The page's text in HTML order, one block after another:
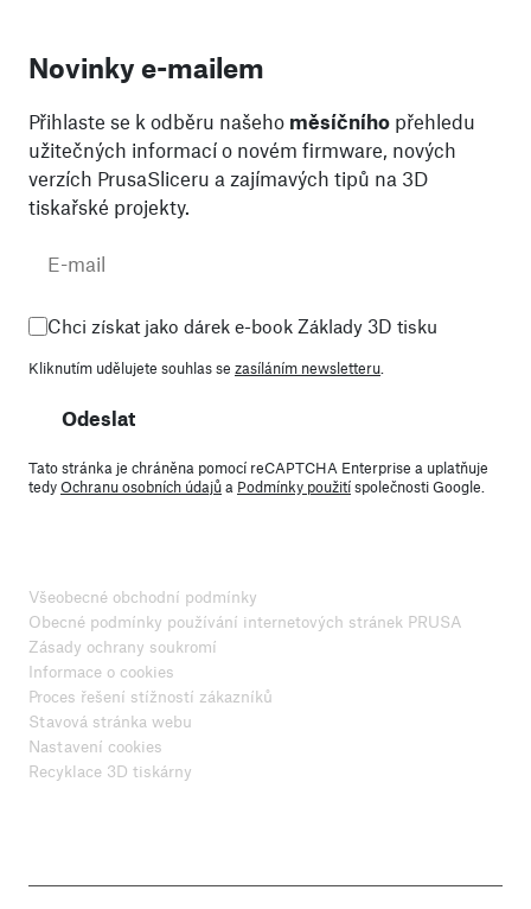
Novinky e-mailem
Přihlaste se k odběru našeho měsíčního přehledu
užitečných informací o novém firmware, nových
verzích PrusaSliceru a zajímavých tipů na 3D
tiskařské projekty.
Chci získat jako dárek e-book Základy 3D tisku
Kliknutím udělujete souhlas se zasíláním newsletteru
Odeslat
Tato stránka je chráněna pomocí reCAPTCHA Enterprise a uplatňuje
tedyOchranu osobních údajůa Podmínky použitíspolečnosti Google.
Všeobecné obchodní podmínky
Obecné podmínky používání internetových stránek PRUSA
Zásady ochrany soukromí
Informace o cookies
Proces řešení stížností zákazníků
Stavová stránka webu
Nastavení cookies
Recyklace 3D tiskárny